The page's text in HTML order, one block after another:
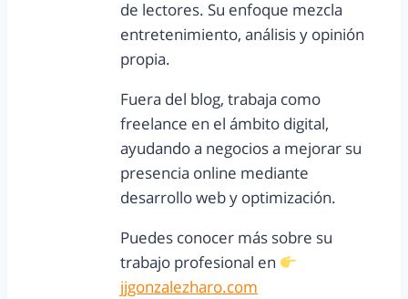
de lectores. Su enfoque mezcla
entretenimiento, análisis y opinión
propia.
Fuera del blog, trabaja como
freelance en el ámbito digital,
ayudando a negocios a mejorar su
presencia online mediante
desarrollo web y optimización.
Puedes conocer más sobre su
trabajo profesional en
jjgonzalezharo.com